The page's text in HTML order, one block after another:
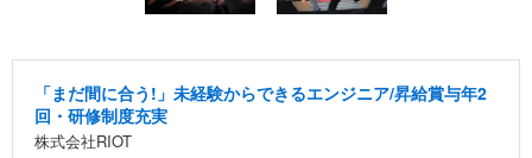
「まだ間に合う!」未経験からできるエンジニア/昇給賞与年2
回・研修制度充実
株式会社RIOT